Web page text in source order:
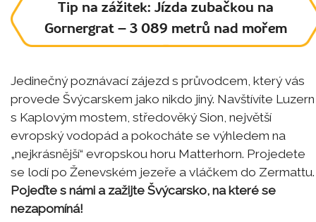
Tip na zážitek: Jízda zubačkou na
Gornergrat – 3 089 metrů nad mořem
Jedinečný poznávací zájezd s průvodcem, který vás
provede Švýcarskem jako nikdo jiný. Navštívíte Luzern
s Kaplovým mostem, středověký Sion, největší
evropský vodopád a pokocháte se výhledem na
„nejkrásnější“ evropskou horu Matterhorn. Projedete
se lodí po Ženevském jezeře a vláčkem do Zermattu.
Pojeďte s námi a zažijte Švýcarsko, na které se
nezapomíná!